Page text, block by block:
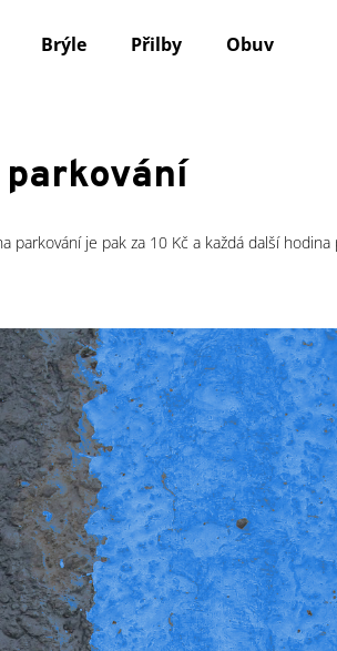
Brýle Přilby Obuv
parkování je pak za 10 Kč a každá další hodina